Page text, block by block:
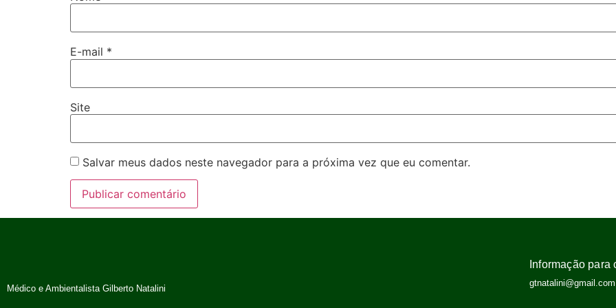
E-mail *
Site
Salvar meus dados neste navegador para a próxima vez que eu comentar.
Médico e Ambientalista Gilberto Natalini
Informação para
gtnatalini@gmail.com